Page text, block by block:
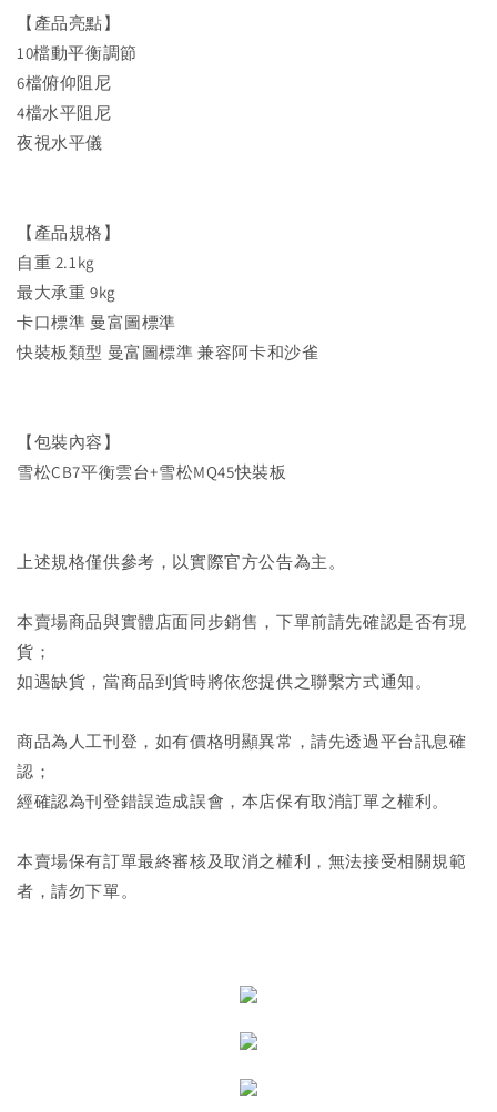
【產品亮點】
10檔動平衡調節
6檔俯仰阻尼
4檔水平阻尼
夜視水平儀
【產品規格】
自重 2.1kg
最大承重 9kg
卡口標準 曼富圖標準
快裝板類型 曼富圖標準 兼容阿卡和沙雀
【包裝內容】
雪松CB7平衡雲台+雪松MQ45快裝板
上述規格僅供參考，以實際官方公告為主。
本賣場商品與實體店面同步銷售，下單前請先確認是否有現
貨；
如遇缺貨，當商品到貨時將依您提供之聯繫方式通知。
商品為人工刊登，如有價格明顯異常，請先透過平台訊息確
認；
經確認為刊登錯誤造成誤會，本店保有取消訂單之權利。
本賣場保有訂單最終審核及取消之權利，無法接受相關規範
者，請勿下單。